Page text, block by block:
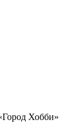
Хобби»